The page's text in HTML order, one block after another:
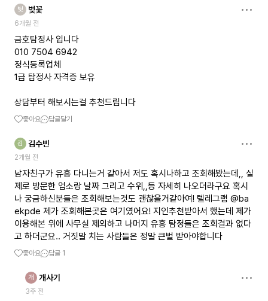
벚 벚꽃
6개월 전
금호탐정사 입니다
010 7504 6942
정식등록업체
1급 탐정사 자격증 보유
상담부터 해보시는걸 추천드립니다
좋아요 답글달기
김 김수빈
2개월 전
남자친구가 유흥 다니는거 같아서 저도 혹시나하고 조회해봤는데,, 실
제로 방문한 업소랑 날짜 그리고 수위,,등 자세히 나오더라구요 혹시
나 궁금하신분들은 조회해보는것도 괜찮을거같아여! 텔레그램 @ba
ekpde 제가 조회해본곳은 여기였어요! 지인추천받아서 했는데 제가
이용해본 위에 사무실 제외하고 나머지 유흥 탐정들은 조회결과 없다
고 하더군요.. 거짓말 치는 사람들은 정말 큰벌 받아야합니다
좋아요 답글 1
개 개사기
3주 전